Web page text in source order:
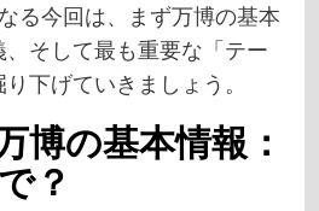
る今回は、まず万博の基本
そして最も重要な「テー
下げていきましょう。
博の基本情報：
？